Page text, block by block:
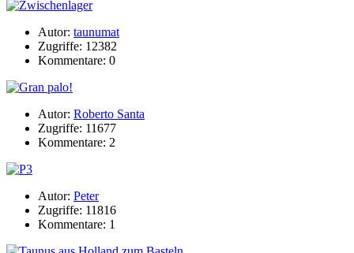
Autor: taunumat
Zugriffe: 12382
Kommentare: 0
Autor: Roberto Santa
Zugriffe: 11677
Kommentare: 2
Autor: Peter
Zugriffe: 11816
Kommentare: 1